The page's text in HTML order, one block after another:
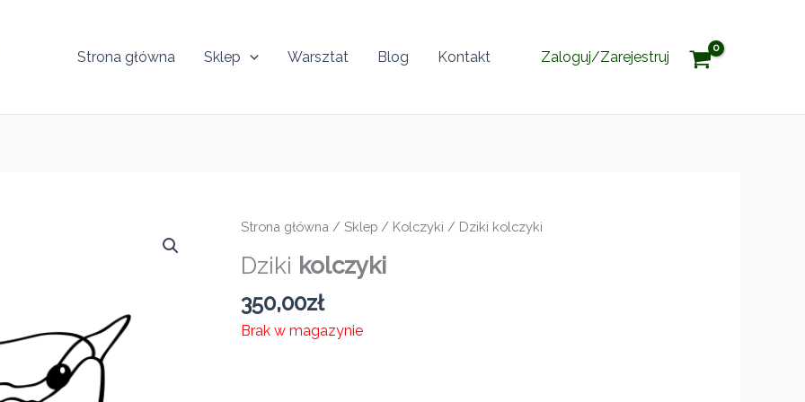
Strona główna Sklep Warsztat Blog Kontakt Zaloguj/Zarejestruj
Strona główna /Sklep / Kolczyki / Dziki kolczyki
Dziki kolczyki
350,00zł
Brak w magazynie